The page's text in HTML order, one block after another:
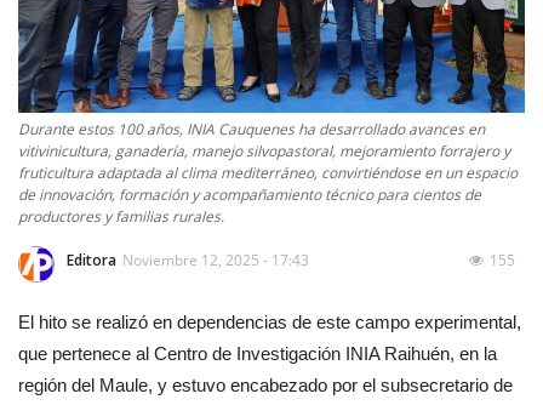
Durante estos 100 años, INIA Cauquenes ha desarrollado avances en
vitivinicultura, ganadería, manejo silvopastoral, mejoramiento forrajero y
fruticultura adaptada al clima mediterráneo, convirtiéndose en un espacio
de innovación, formación y acompañamiento técnico para cientos de
productores y familias rurales.
Editora Noviembre 12, 2025 - 17:43 155
El hito se realizó en dependencias de este campo experimental,
que pertenece al Centro de Investigación INIA Raihuén, en la
región del Maule, y estuvo encabezado por el subsecretario de